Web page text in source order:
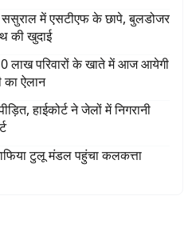
में एसटीएफ के छापे, बुलडोजर
की खुदाई
लाख परिवारों के खाते में आज आयेगी
का ऐलान
हाईकोर्ट ने जेलों में निगरानी
टुलू मंडल पहुंचा कलकत्ता